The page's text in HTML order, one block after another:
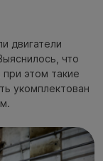
двигатели
что
этом такие
укомплектован